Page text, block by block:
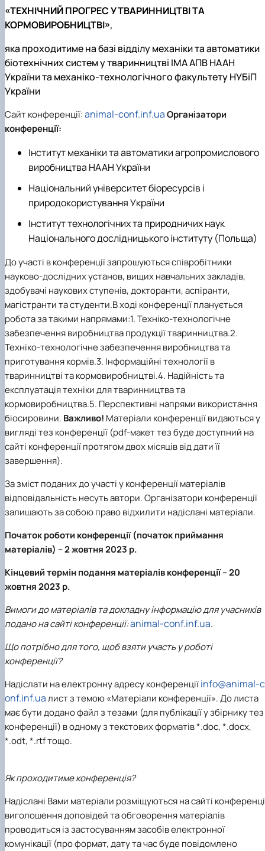
«ТЕХНІЧНИЙ ПРОГРЕС У ТВАРИННИЦТВІ ТА
КОРМОВИРОБНИЦТВІ»,
яка проходитиме на базі відділу механіки та автоматики
біотехнічних систем у тваринництві ІМА АПВ НААН
України та механіко-технологічного факультету НУБіП
України
Сайт конференції:animal-conf.inf.uaОрганізатори
конференції:
Інститут механіки та автоматики агропромислового
виробництва НААН України
Національний університет біоресурсів і
природокористування України
Інститут технологічних та природничих наук
Національного дослідницького інституту (Польща)
До участі в конференції запрошуються співробітники
науково-дослідних установ, вищих навчальних закладів,
здобувачі наукових ступенів, докторанти, аспіранти,
магістранти та студенти.В ході конференції планується
робота за такими напрямами:1. Техніко-технологічне
забезпечення виробництва продукції тваринництва.2.
Техніко-технологічне забезпечення виробництва та
приготування кормів.3. Інформаційні технології в
тваринництві та кормовиробництві.4. Надійність та
експлуатація техніки для тваринництва та
кормовиробництва.5. Перспективні напрями використання
біосировини. Важливо! Матеріали конференції видаються у
вигляді тез конференції (pdf-макет тез буде доступний на
сайті конференції протягом двох місяців від дати її
завершення).
За зміст поданих до участі у конференції матеріалів
відповідальність несуть автори. Організатори конференції
залишають за собою право відхилити надіслані матеріали.
Початок роботи конференції (початок приймання
матеріалів) –2 жовтня 2023 р.
Кінцевий термін подання матеріалів конференції –20
жовтня 2023 р.
Вимогидо матеріалів та докладну інформацію для учасників
подано на сайті конференції:animal-conf.inf.ua.
Що потрібно для того, щоб взяти участь у роботі
конференції?
Надіслати на електронну адресу конференціїinfo@animal-c
onf.inf.uaлист з темою «Матеріали конференції». До листа
має бути додано файл з тезами (для публікації у збірнику тез
конференції) в одному з текстових форматів *.doc, *.docx,
*.odt, *.rtf тощо.
Як проходитиме конференція?
Надіслані Вами матеріали розміщуються на сайті
виголошення доповідей та обговорення матеріалів
проводиться із застосуванням засобів електронної
комунікації (про формат, дату та час буде повідомлено